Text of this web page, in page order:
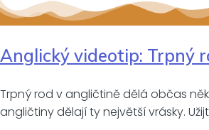
Anglický videotip: Trpný
Trpný rod v angličtině dělá občas
angličtiny dělají ty největší vrásky.